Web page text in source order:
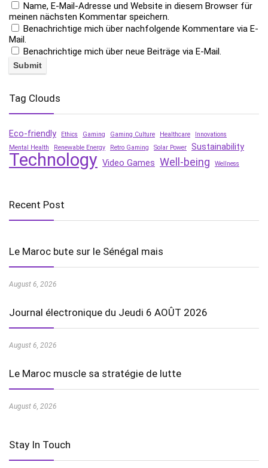
Name, E-Mail-Adresse und Website in diesem Browser für
meinen nächsten Kommentar speichern.
Benachrichtige mich über nachfolgende Kommentare via E-
Mail.
Benachrichtige mich über neue Beiträge via E-Mail.
Tag Clouds
Eco-friendly Ethics Gaming Gaming Culture Healthcare
Innovations
Mental Health
Renewable Energy Retro Gaming Solar Power Sustainability
Technology Video Games Well-being Wellness
Recent Post
Le Maroc bute sur le Sénégal mais
August 6, 2026
Journal électronique du Jeudi 6 AOÛT 2026
August 6, 2026
Le Maroc muscle sa stratégie de lutte
August 6, 2026
Stay In Touch